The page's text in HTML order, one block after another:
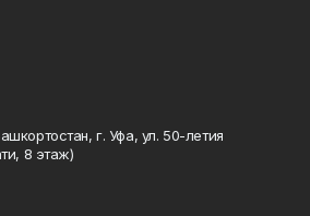
г. Уфа, ул. 50-летия
8 этаж)